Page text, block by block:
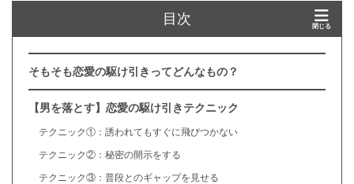
目次
そもそも恋愛の駆け引きってどんなもの？
【男を落とす】恋愛の駆け引きテクニック
テクニック①：誘われてもすぐに飛びつかない
テクニック②：秘密の開示をする
テクニック③：普段とのギャップを見せる